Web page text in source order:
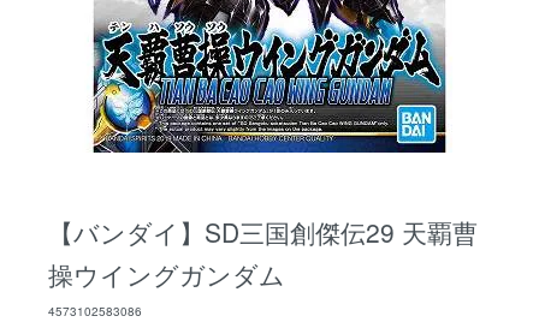
【バンダイ】SD三国創傑伝29 天覇曹
操ウイングガンダム
4573102583086